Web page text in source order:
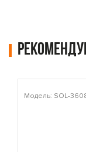
Модель: SOL-